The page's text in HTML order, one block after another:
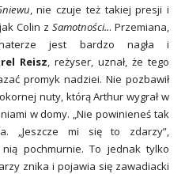
, nie czuje też takiej presji i
Colin zSamotności... Przemiana,
jest bardzo nagła i
Reisz, reżyser, uznał, że tego
promyk nadziei. Nie pozbawił
nuty, którą Arthur wygrał w
w domy. „Nie powinieneś tak
„Jeszcze mi się to zdarzy”,
pochmurnie. To jednak tylko
znika i pojawia się zawadiacki